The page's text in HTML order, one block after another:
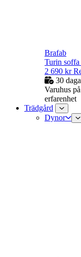
Brafab
Turin soffa
2 690 kr
30
Varuhus
erfarenhet
Trädgård
Dynor